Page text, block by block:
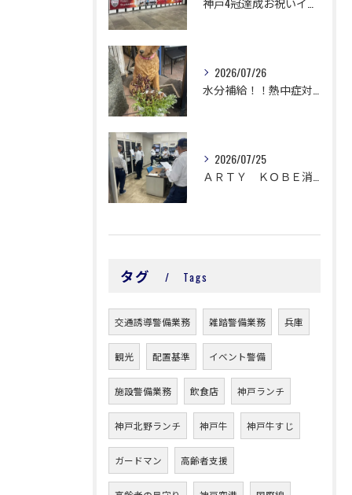
2026/07/26
2026/07/25
タグ Tags
交通誘導警備業務 雑踏警備業務 兵庫
観光 配置基準 イベント警備
施設警備業務 飲食店 神戸ランチ
神戸北野ランチ 神戸牛 神戸牛すじ
ガードマン 高齢者支援